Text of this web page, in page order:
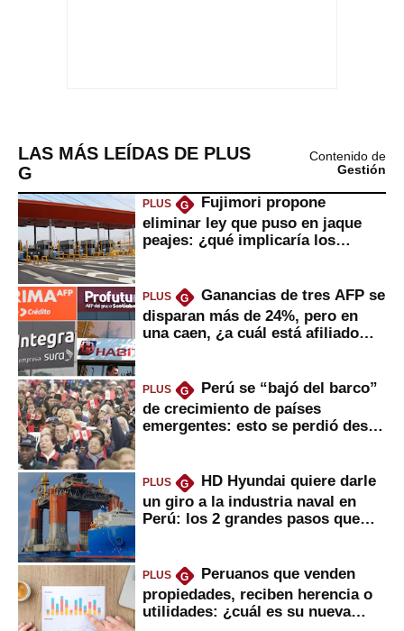
LAS MÁS LEÍDAS DE PLUS
G
Contenido de
Gestión
PLUS G
Fujimori propone
eliminar ley que puso en jaque
peajes: ¿qué implicaría los
PLUS G
Ganancias de tres AFP se
disparan más de 24%, pero en
una caen, ¿a cuál está afiliado
PLUS G
Perú se “bajó del barco”
de crecimiento de países
emergentes: esto se perdió desde
PLUS G
HD Hyundai quiere darle
un giro a la industria naval en
Perú: los 2 grandes pasos que
PLUS G
Peruanos que venden
propiedades, reciben herencia o
utilidades: ¿cuál es su nueva